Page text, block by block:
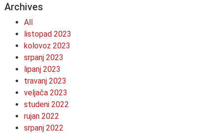
Archives
All
listopad 2023
kolovoz 2023
srpanj 2023
lipanj 2023
travanj 2023
veljača 2023
studeni 2022
rujan 2022
srpanj 2022